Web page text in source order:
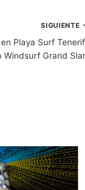
SIGUIENTE
Playa Surf
Windsurf Grand